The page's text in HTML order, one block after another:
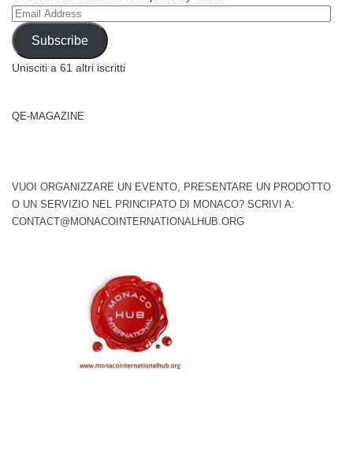
Email
Address
Subscribe
Unisciti a 61 altri iscritti
QE-MAGAZINE
VUOI ORGANIZZARE UN EVENTO, PRESENTARE UN PRODOTTO
O UN SERVIZIO NEL PRINCIPATO DI MONACO? SCRIVI A:
CONTACT@MONACOINTERNATIONALHUB.ORG